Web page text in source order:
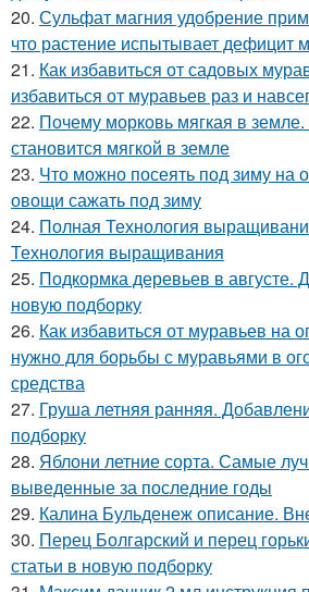
20. Сульфат магния удобрение
что растение испытывает дефицит
21. Как избавиться от садовых
избавиться от муравьев раз и
22. Почему морковь мягкая в
становится мягкой в земле
23. Что можно посеять под зиму на
овощи сажать под зиму
24. Полная Технология
Технология выращивания
25. Подкормка деревьев в августе.
новую подборку
26. Как избавиться от муравьев на
нужно для борьбы с муравьями в
средства
27. Груша летняя ранняя.
подборку
28. Яблони летние сорта. Самые
выведенные за последние годы
29. Калина Бульденеж описание.
30. Перец Болгарский и перец
статьи в новую подборку